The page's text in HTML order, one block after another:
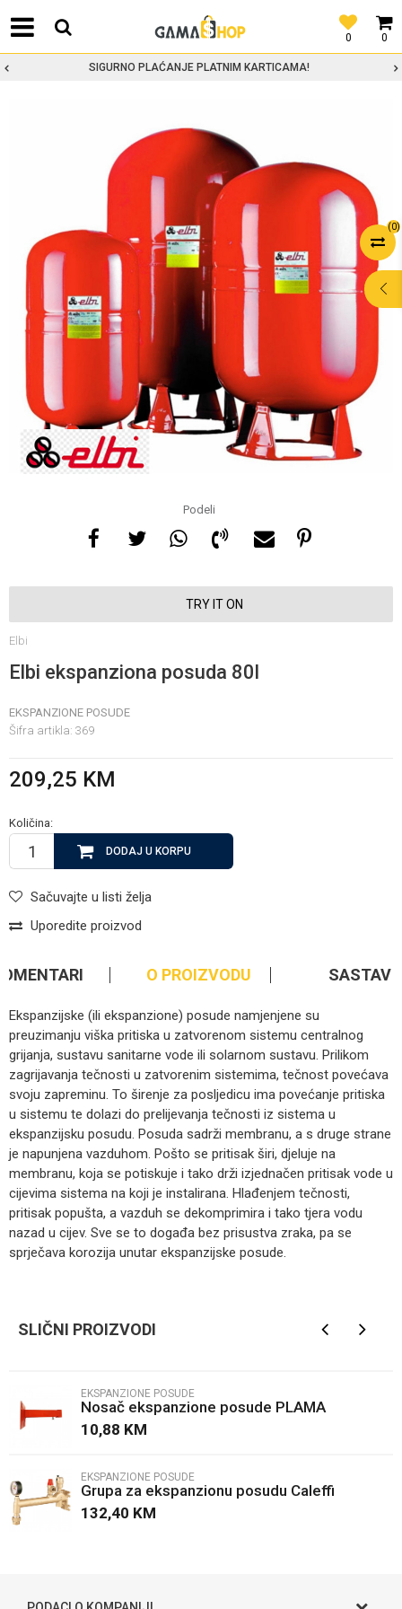
0
0
SIGURNO PLAĆANJE PLATNIM KARTICAMA!
(0)
Podeli
TRY IT ON
Elbi
Elbi ekspanziona posuda 80l
EKSPANZIONE POSUDE
Šifra artikla: 369
209,25 KM
Količina:
DODAJ U KORPU
Sačuvajte u listi želja
Uporedite proizvod
POMOĆ PRI
KUPOVINI
Za više informacija, pomoć
08 - 16h svaki dan osim
nedelje
Pišite nam
O PROIZVODU SASTAV
Ekspanzijske (ili ekspanzione) posude namjenjene su
preuzimanju viška pritiska u zatvorenom sistemu centralnog
grijanja, sustavu sanitarne vode ili solarnom sustavu. Prilikom
zagrijavanja tečnosti u zatvorenim sistemima, tečnost povećava
svoju zapreminu. To širenje za posljedicu ima povećanje pritiska
u sistemu te dolazi do prelijevanja tečnosti iz sistema u
ekspanzijsku posudu. Posuda sadrži membranu, a s druge strane
je napunjena vazduhom. Pošto se pritisak širi, djeluje na
membranu, koja se potiskuje i tako drži izjednačen pritisak vode u
cijevima sistema na koji je instalirana. Hlađenjem tečnosti,
pritisak popušta, a vazduh se dekomprimira i tako tjera vodu
nazad u cijev. Sve se to događa bez prisustva zraka, pa se
sprječava korozija unutar ekspanzijske posude.
Poruka
SLIČNI PROIZVODI
EKSPANZIONE POSUDE
Nosač ekspanzione posude PLAMA
10,88 KM
EKSPANZIONE POSUDE
Grupa za ekspanzionu posudu Caleffi
132,40 KM